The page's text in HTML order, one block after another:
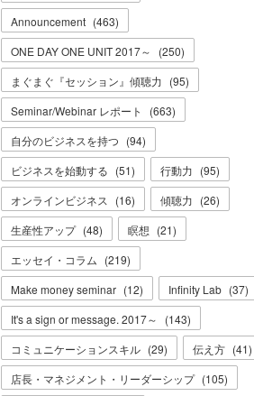
Announcement (463)
ONE DAY ONE UNIT 2017～
(250)
まぐまぐ『セッション』傾聴力 (95)
Seminar/Webinar レポート
(663)
自分のビジネスを持つ (94)
ビジネスを始動する (51) 行動力 (95)
オンラインビジネス
(16) 傾聴力 (26)
生産性アップ (48) 瞑想 (21)
エッセイ・コラム (219)
Make money seminar (12) Infinity Lab (37)
It's a sign or message. 2017～
(143)
コミュニケーションスキル (29) 伝え方 (41)
店長・マネジメント・リーダーシップ (105)